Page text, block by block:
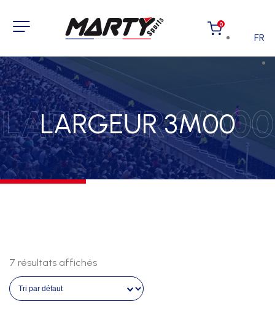
0
FR
LARGEUR 3M00
LARGEUR 3M00
7 résultats affichés